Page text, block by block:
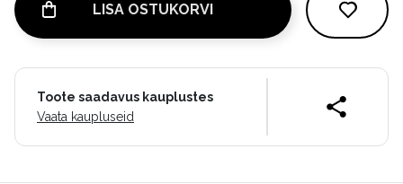
LISA OSTUKORVI
Toote saadavus kauplustes
Vaata kaupluseid